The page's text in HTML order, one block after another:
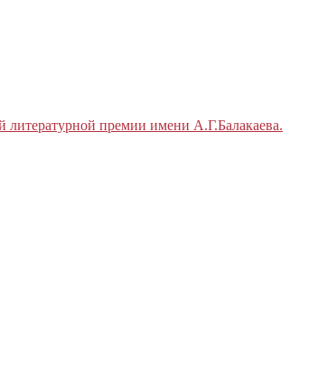
премии имени А.Г.Балакаева.